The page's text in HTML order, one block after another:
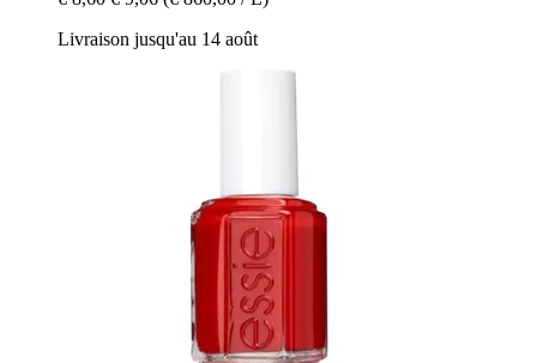
Livraison jusqu'au 14 août